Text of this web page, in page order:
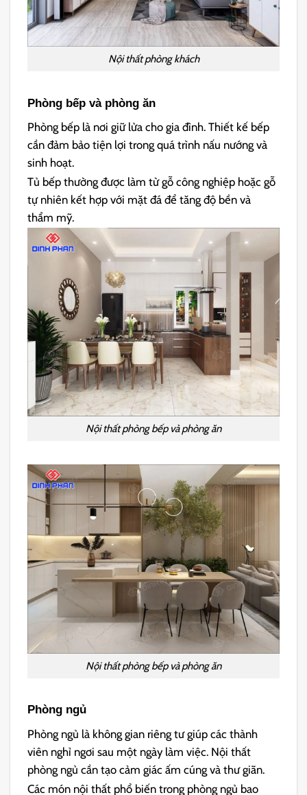
Nội thất phòng khách
Phòng bếp và phòng ăn
Phòng bếp là nơi giữ lửa cho gia đình. Thiết kế bếp
cần đảm bảo tiện lợi trong quá trình nấu nướng và
sinh hoạt.
Tủ bếp thường được làm từ gỗ công nghiệp hoặc gỗ
tự nhiên kết hợp với mặt đá để tăng độ bền và
thẩm mỹ.
Nội thất phòng bếp và phòng ăn
Nội thất phòng bếp và phòng ăn
Phòng ngủ
Phòng ngủ là không gian riêng tư giúp các thành
viên nghỉ ngơi sau một ngày làm việc. Nội thất
phòng ngủ cần tạo cảm giác ấm cúng và thư giãn.
Các món nội thất phổ biến trong phòng ngủ bao